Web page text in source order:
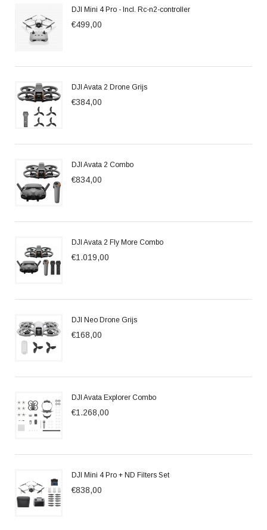
DJI Mini 4 Pro - Incl. Rc-n2-controller
€499,00
DJI Avata 2 Drone Grijs
€384,00
DJI Avata 2 Combo
€834,00
DJI Avata 2 Fly More Combo
€1.019,00
DJI Neo Drone Grijs
€168,00
DJI Avata Explorer Combo
€1.268,00
DJI Mini 4 Pro + ND Filters Set
€838,00